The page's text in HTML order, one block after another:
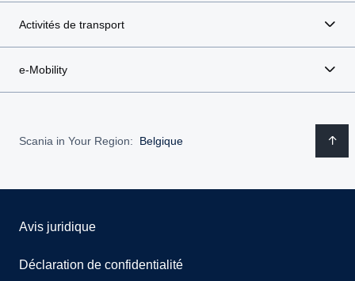
Activités de transport
e-Mobility
Scania in Your Region: Belgique
Avis juridique
Déclaration de confidentialité